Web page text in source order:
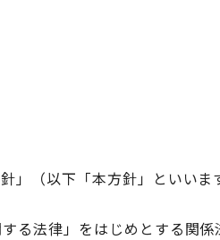
」（以下「本方針」といい
法律」をはじめとする